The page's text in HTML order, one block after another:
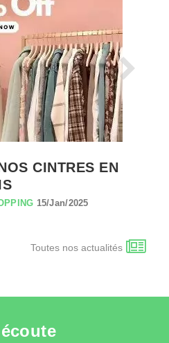
CINTRES EN
15/Jan/2025
Toutes nos actualités